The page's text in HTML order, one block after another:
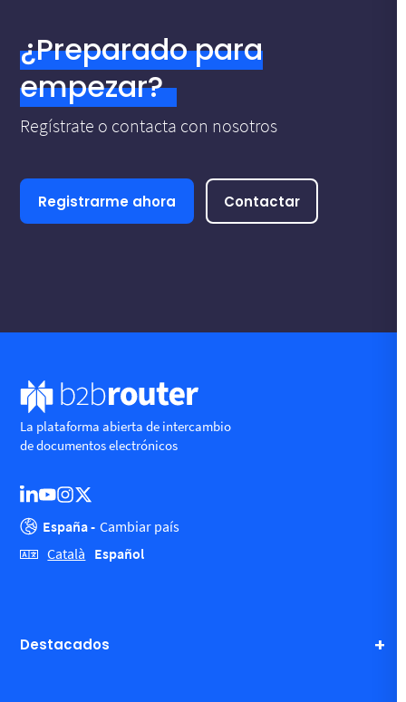
¿Preparado para
empezar?
Regístrate o contacta con nosotros
Registrarme ahora Contactar
La plataforma abierta de intercambio
de documentos electrónicos
España - Cambiar país
Català Español
Destacados